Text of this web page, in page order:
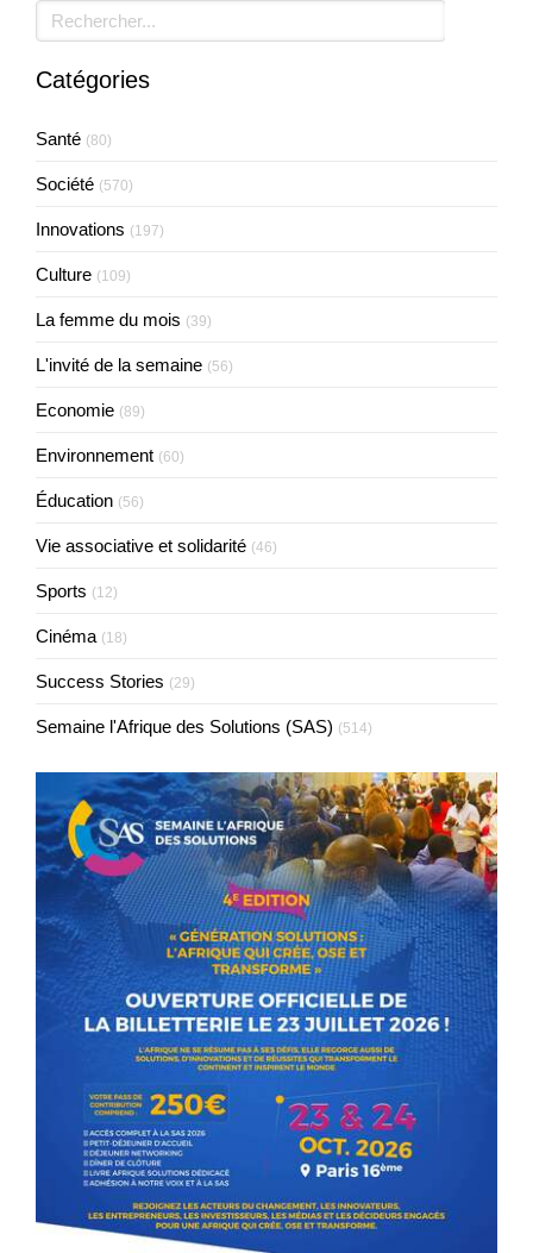
Rechercher
Catégories
Santé (80)
Société (570)
Innovations (197)
Culture (109)
La femme du mois (39)
L'invité de la semaine (56)
Economie (89)
Environnement (60)
Éducation (56)
Vie associative et solidarité (46)
Sports (12)
Cinéma (18)
Success Stories (29)
Semaine l'Afrique des Solutions (SAS) (514)